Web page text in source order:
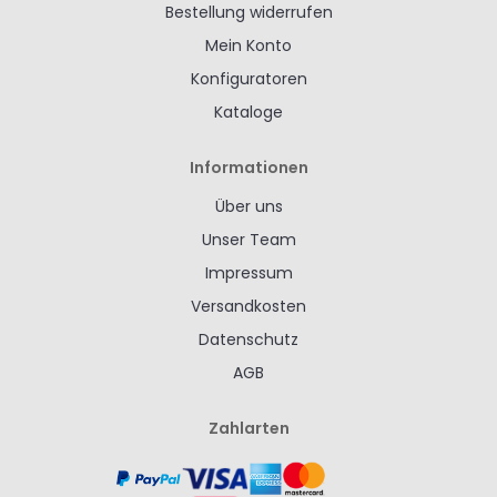
Bestellung widerrufen
Mein Konto
Konfiguratoren
Kataloge
Informationen
Über uns
Unser Team
Impressum
Versandkosten
Datenschutz
AGB
Zahlarten